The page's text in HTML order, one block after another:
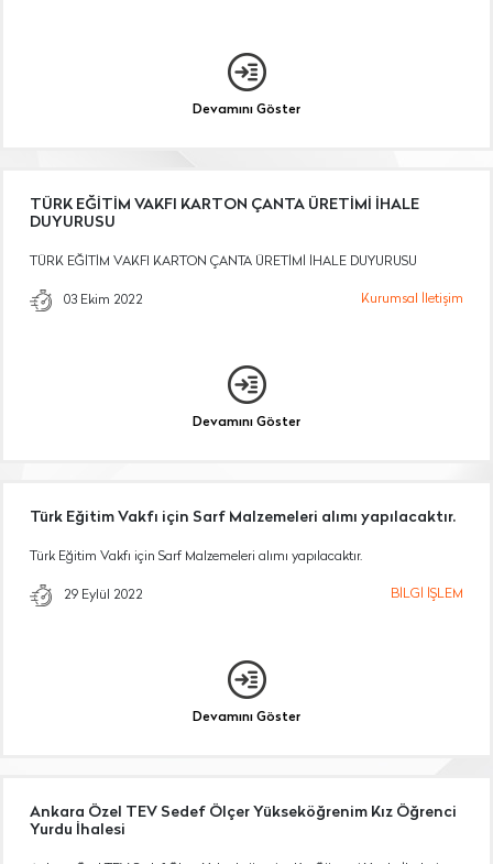
Devamını Göster
TÜRK EĞİTİM VAKFI KARTON ÇANTA ÜRETİMİ İHALE
DUYURUSU
TÜRK EĞİTİM VAKFI KARTON ÇANTA ÜRETİMİ İHALE DUYURUSU
03 Ekim 2022 Kurumsal İletişim
Devamını Göster
Türk Eğitim Vakfı için Sarf Malzemeleri alımı yapılacaktır.
Türk Eğitim Vakfı için Sarf Malzemeleri alımı yapılacaktır.
29 Eylül 2022 BİLGİ İŞLEM
Devamını Göster
Ankara Özel TEV Sedef Ölçer Yükseköğrenim Kız Öğrenci
Yurdu İhalesi